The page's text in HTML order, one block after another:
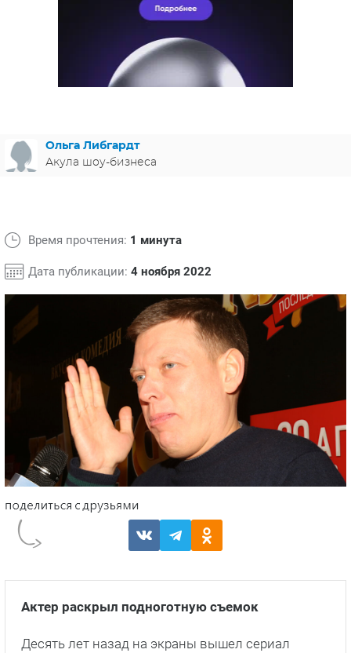
ГЕРМАНИЯ
СПОЙЛЕРЫ ИЗ СЕРИАЛОВ
Ольга Либгардт
Акула шоу-бизнеса
Время прочтения: 1 минута
Дата публикации: 4 ноября 2022
Актер раскрыл подноготную съемок
Десять лет назад на экраны вышел сериал